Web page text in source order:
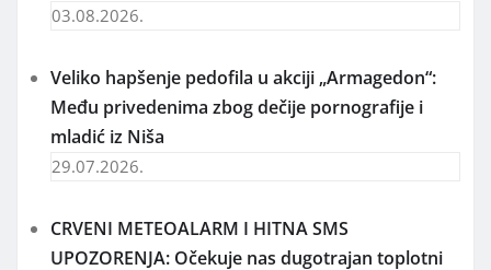
03.08.2026.
Veliko hapšenje pedofila u akciji „Armagedon“:
Među privedenima zbog dečije pornografije i
mladić iz Niša
29.07.2026.
CRVENI METEOALARM I HITNA SMS
UPOZORENJA: Očekuje nas dugotrajan toplotni